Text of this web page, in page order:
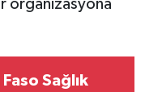
organizasyona
Sağlık